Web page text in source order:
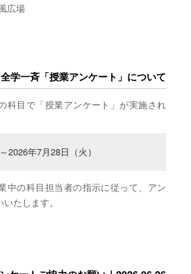
広場
全学一斉「授業アンケート」について
科目で「授業アンケート」が実施され
2026年7月28日（火）
中の科目担当者の指示に従って、アン
たします。